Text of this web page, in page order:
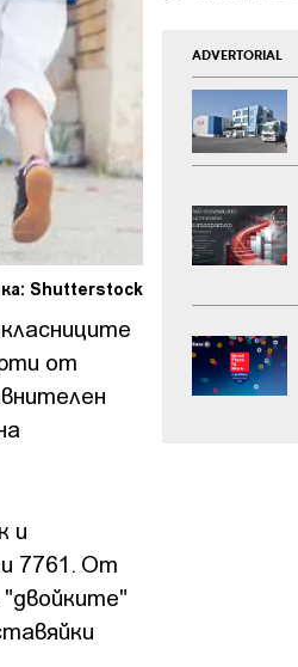
Shutterstock
от
и
7761. От
"двойките"
ADVERTORIAL